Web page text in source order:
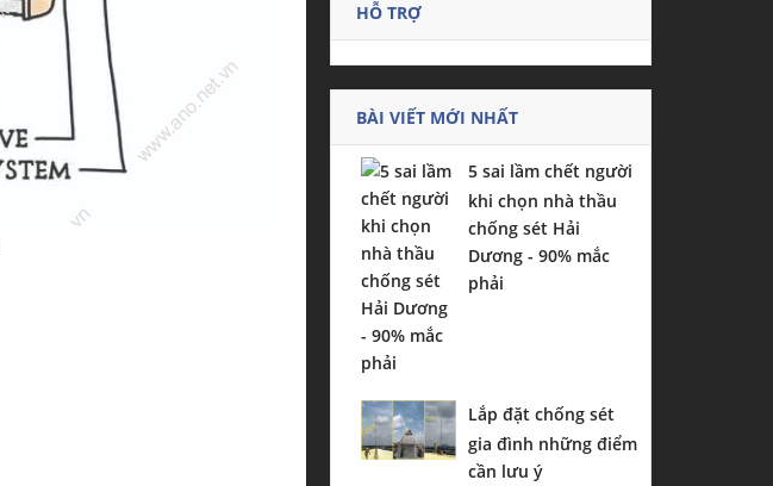
HỖ TRỢ
BÀI VIẾT MỚI NHẤT
5 sai lầm chết người
khi chọn nhà thầu
chống sét Hải
Dương - 90% mắc
phải
Lắp đặt chống sét
gia đình những điểm
cần lưu ý